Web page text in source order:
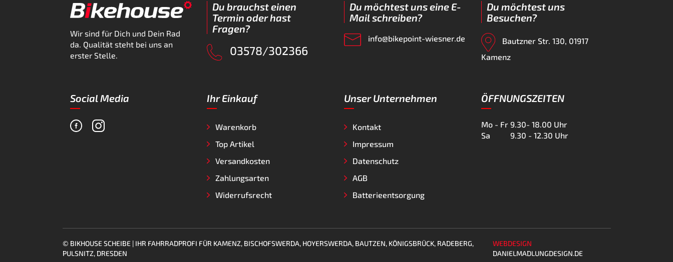
Wir sind für Dich und Dein Rad
da. Qualität steht bei uns an
erster Stelle.
Du brauchst einen
Termin oder hast
Fragen?
03578/302366
Du möchtest uns eine E-
Mail schreiben?
info@bikepoint-wiesner.de
Du möchtest uns
Besuchen?
Bautzner Str. 130, 01917
Kamenz
Social Media Ihr Einkauf
Warenkorb
Top Artikel
Versandkosten
Zahlungsarten
Widerrufsrecht
Unser Unternehmen
Kontakt
Impressum
Datenschutz
AGB
Batterieentsorgung
ÖFFNUNGSZEITEN
Mo - Fr 9.30- 18.00 Uhr
Sa
9.30 - 12.30 Uhr
© BIKHOUSE SCHEIBE | IHR FAHRRADPROFI FÜR KAMENZ, BISCHOFSWERDA, HOYERSWERDA, BAUTZEN, KÖNIGSBRÜCK, RADEBERG,
PULSNITZ, DRESDEN
WEBDESIGN
DANIELMADLUNGDESIGN.DE